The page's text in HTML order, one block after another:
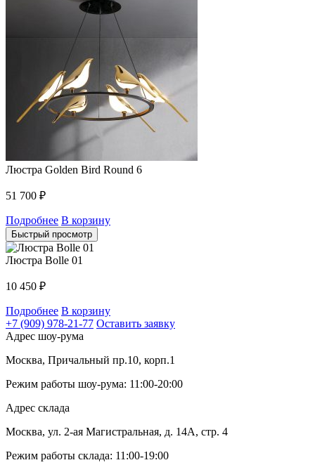
Люстра Golden Bird Round 6
51 700 ₽
Подробнее В корзину
Быстрый просмотр
Люстра Bolle 01
10 450 ₽
Подробнее В корзину
+7 (909) 978-21-77 Оставить заявку
Адрес шоу-рума
Москва, Причальный пр.10, корп.1
Режим работы шоу-рума: 11:00-20:00
Адрес склада
Москва, ул. 2-ая Магистральная, д. 14А, стр. 4
Режим работы склада: 11:00-19:00